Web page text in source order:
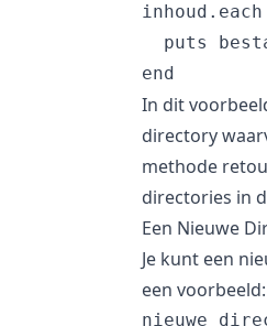
puts
In dit
directory
methode
directories in
Een Nieuwe
Je kunt een
een voorbeeld: